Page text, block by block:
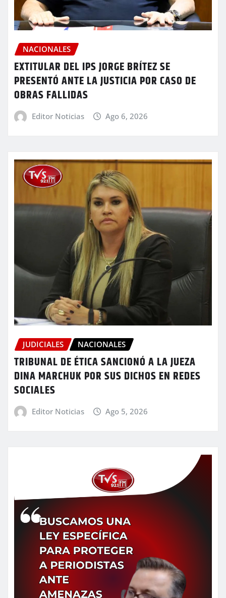
NACIONALES
EXTITULAR DEL IPS JORGE BRÍTEZ SE
PRESENTÓ ANTE LA JUSTICIA POR CASO DE
OBRAS FALLIDAS
Editor Noticias Ago 6, 2026
JUDICIALES NACIONALES
TRIBUNAL DE ÉTICA SANCIONÓ A LA JUEZA
DINA MARCHUK POR SUS DICHOS EN REDES
SOCIALES
Editor Noticias Ago 5, 2026